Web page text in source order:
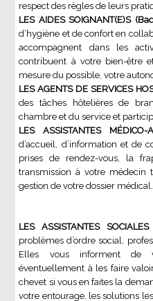
respect des règles de leurs
LES AIDES SOIGNANT(E)S
d’hygiène et de confort en
accompagnent dans les
contribuent à votre bien-être
mesure du possible, votre
LES AGENTS DE SERVICES
des tâches hôtelières de
chambre et du service et
LES ASSISTANTES MÉDICO-
d’accueil, d’information et de
prises de rendez-vous, la
transmission à votre médecin
gestion de votre dossier médical.
LES ASSISTANTES SOCIALES
problèmes d’ordre social,
Elles vous informent de
éventuellement à les faire
chevet si vous en faites la
votre entourage, les solutions